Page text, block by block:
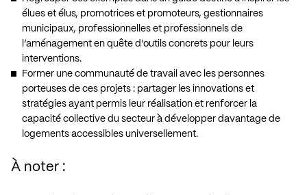
élues et élus, promotrices et promoteurs, gestionnaires
municipaux, professionnelles et professionnels de
l’aménagement en quête d’outils concrets pour leurs
interventions.
Former une communauté de travail avec les personnes
porteuses de ces projets : partager les innovations et
stratégies ayant permis leur réalisation et renforcer la
capacité collective du secteur à développer davantage de
logements accessibles universellement.
À noter :